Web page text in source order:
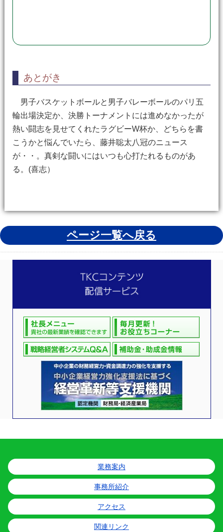
あとがき
男子バスケットボールと男子バレーボールのパリ五
輪出場決定か、決勝トーナメントには進めなかったが
熱い闘志を見せてくれたラグビーW杯か、どちらを書
こうかと悩んでいたら、藤井聡太八冠のニュース
が・・。真剣な闘いにはいつも心打たれるものがあ
る。(喜志）
ページ一覧へ戻る
業務案内
事務所紹介
アクセス
関連リンク